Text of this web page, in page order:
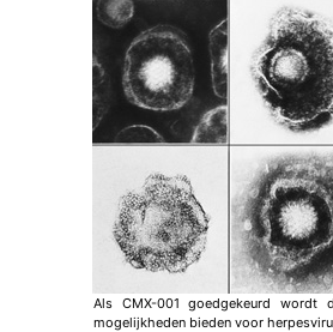
Als CMX-001 goedgekeurd wordt
mogelijkheden bieden voor